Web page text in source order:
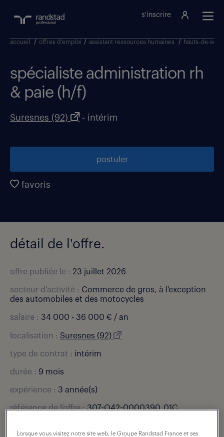
s'inscrire
accueil / offres d'emploi / assistant ressources humaines / hauts-de-
spécialiste administration rh
& paie (h/f)
Suresnes (92) - intérim
postuler
favoris
détail de l'offre.
offre publiée le : 23 juillet 2026
secteur d’activité : Commerce de gros, à l'exception
des automobiles et des motocycles
salaire : 34 000 - 36 000 € / an
localisation : Suresnes (92)
type de contrat : intérim
durée : 9 mois
expérience : 3 année(s)
référence de l'offre :307-O42-0000390_01C
Lorsque vous visitez notre site web, le Groupe Randstad France et ses